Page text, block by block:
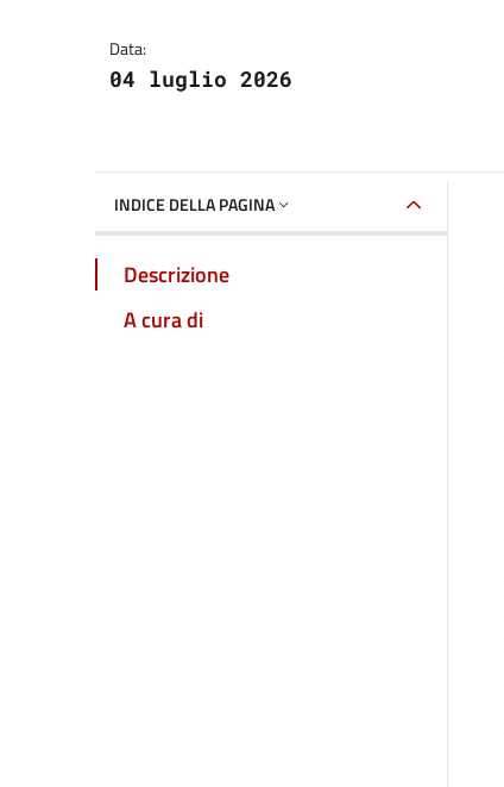
Data:
04 luglio 2026
INDICE DELLA PAGINA
Descrizione
A cura di